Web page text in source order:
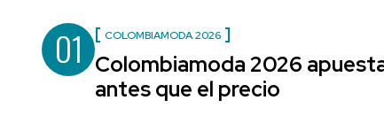
01 COLOMBIAMODA 2026
Colombiamoda 2026
antes que el precio